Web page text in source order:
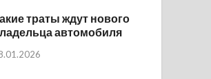
траты ждут нового
автомобиля